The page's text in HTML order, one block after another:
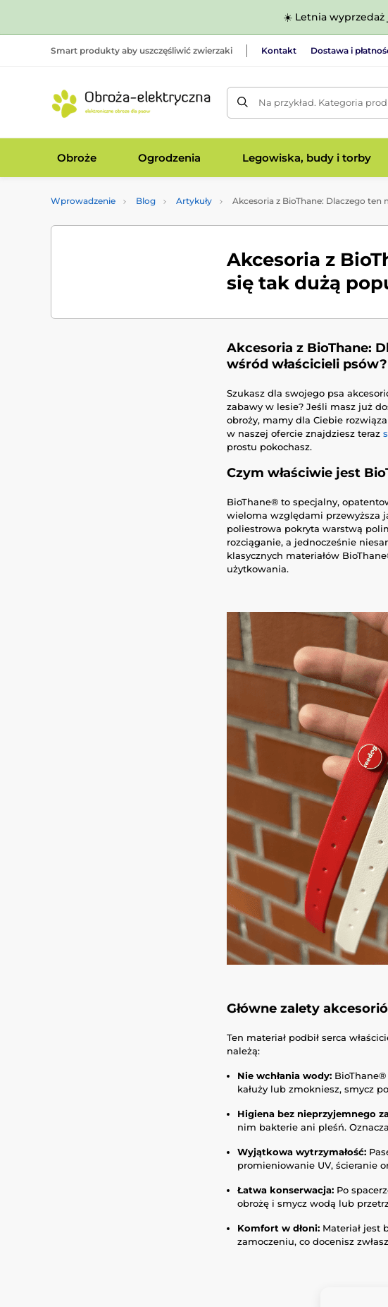
☀️ Letnia wyprzedaż
Smart produkty aby uszczęśliwić zwierzaki Kontakt Dostawa i
Na przykład. Kategoria
Obroże Ogrodzenia Legowiska, budy i torby
Wprowadzenie Blog Artykuły Akcesoria z BioThane: Dlaczego ten
Akcesoria z
się tak dużą
Akcesoria z BioThane:
wśród właścicieli psów?
Szukasz dla swojego psa
zabawy w lesie? Jeśli masz już
obroży, mamy dla Ciebie
w naszej ofercie znajdziesz teraz
prostu pokochasz.
Czym właściwie jest
BioThane® to specjalny,
wieloma względami przewyższa
poliestrowa pokryta warstwą
rozciąganie, a jednocześnie
klasycznych materiałów
użytkowania.
Główne zalety
Ten materiał podbił serca
należą:
Nie wchłania wody:
kałuży lub zmokniesz, smycz
Higiena bez nieprzyjemnego
nim bakterie ani pleśń.
Wyjątkowa wytrzymałość:
promieniowanie UV, ścieranie
Łatwa konserwacja: Po
obrożę i smycz wodą lub
Komfort w dłoni: Materiał jest
zamoczeniu, co docenisz